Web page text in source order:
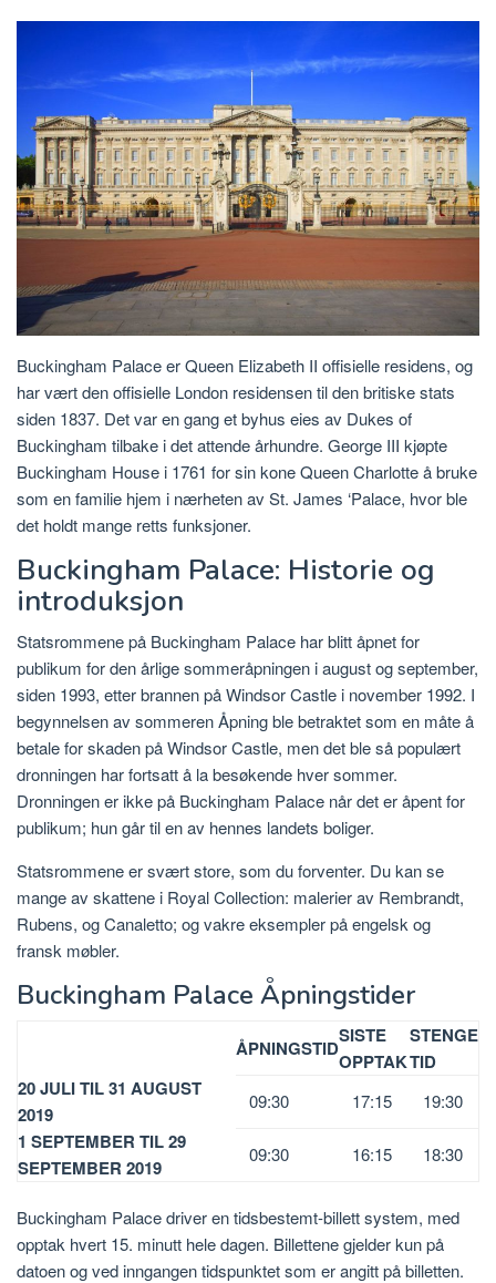
Buckingham Palace er Queen Elizabeth II offisielle residens, og
har vært den offisielle London residensen til den britiske stats
siden 1837. Det var en gang et byhus eies av Dukes of
Buckingham tilbake i det attende århundre. George III kjøpte
Buckingham House i 1761 for sin kone Queen Charlotte å bruke
som en familie hjem i nærheten av St. James ‘Palace, hvor ble
det holdt mange retts funksjoner.
Buckingham Palace: Historie og
introduksjon
Statsrommene på Buckingham Palace har blitt åpnet for
publikum for den årlige sommeråpningen i august og september,
siden 1993, etter brannen på Windsor Castle i november 1992. I
begynnelsen av sommeren Åpning ble betraktet som en måte å
betale for skaden på Windsor Castle, men det ble så populært
dronningen har fortsatt å la besøkende hver sommer.
Dronningen er ikke på Buckingham Palace når det er åpent for
publikum; hun går til en av hennes landets boliger.
Statsrommene er svært store, som du forventer. Du kan se
mange av skattene i Royal Collection: malerier av Rembrandt,
Rubens, og Canaletto; og vakre eksempler på engelsk og
fransk møbler.
Buckingham Palace Åpningstider
ÅPNINGSTID
SISTE
OPPTAK
STENGE
TID
20 JULI TIL 31 AUGUST
2019
09:30 17:15 19:30
1 SEPTEMBER TIL 29
SEPTEMBER 2019
09:30 16:15 18:30
Buckingham Palace driver en tidsbestemt-billett system, med
opptak hvert 15. minutt hele dagen. Billettene gjelder kun på
datoen og ved inngangen tidspunktet som er angitt på billetten.